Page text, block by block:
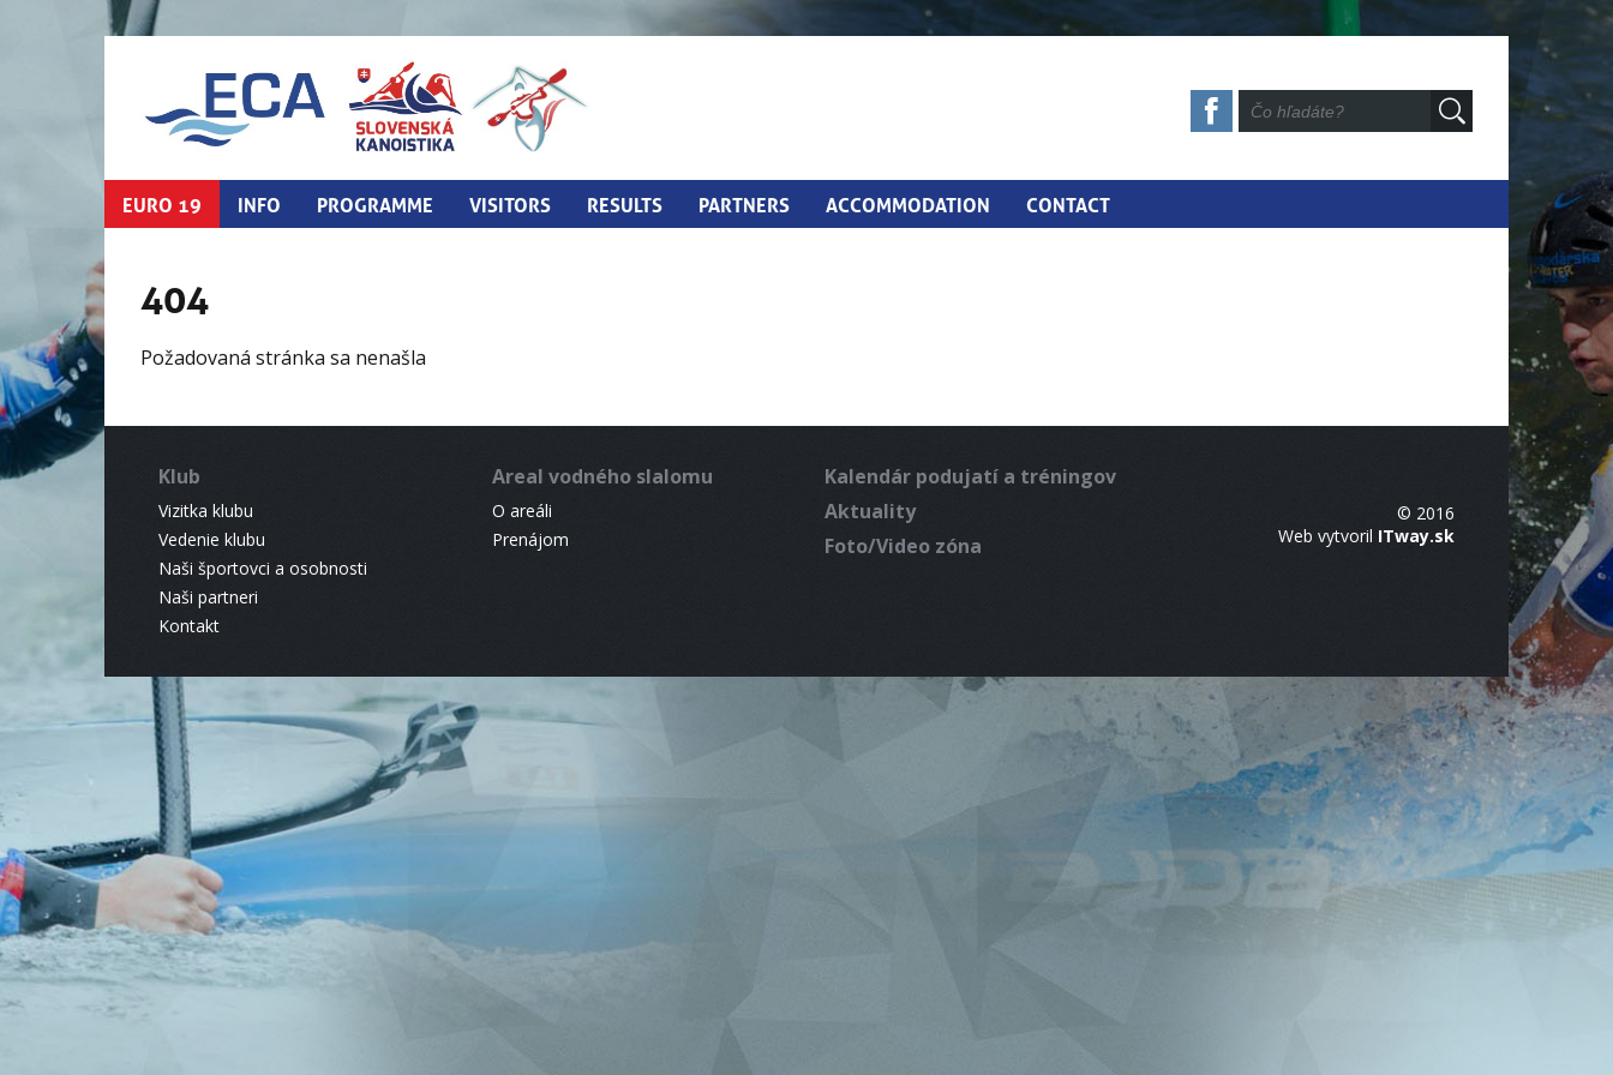
EURO 19 INFO PROGRAMME VISITORS RESULTS PARTNERS ACCOMMODATION CONTACT
404
Požadovaná stránka sa nenašla
Klub
Vizitka klubu
Vedenie klubu
Naši športovci a osobnosti
Naši partneri
Kontakt
Areal vodného slalomu
O areáli
Prenájom
Kalendár podujatí a tréningov
Aktuality
Foto/Video zóna
© 2016
Web vytvoril ITway.sk